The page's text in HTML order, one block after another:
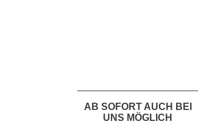
AB SOFORT AUCH BEI
UNS MÖGLICH